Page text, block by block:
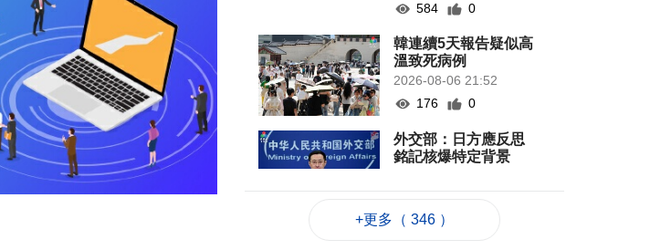
584
0
韓連續5天報告疑似高
溫致死病例
2026-08-06 21:52
176
0
外交部：日方應反思
銘記核爆特定背景
+更多（ 346 ）